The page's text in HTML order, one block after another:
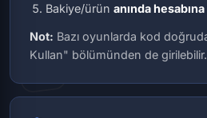
Bakiye/ürün anında hesabına
Not: Bazı oyunlarda kod
Kullan" bölümünden de girilebilir.